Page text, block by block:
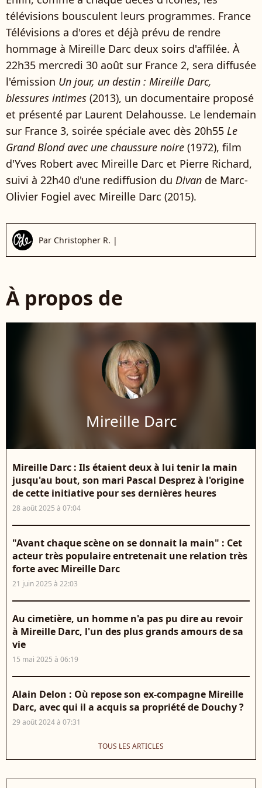
télévisions bousculent leurs programmes. France
Télévisions a d'ores et déjà prévu de rendre
hommage à Mireille Darc deux soirs d'affilée. À
22h35 mercredi 30 août sur France 2, sera diffusée
l'émission Un jour, un destin : Mireille Darc,
blessures intimes (2013), un documentaire proposé
et présenté par Laurent Delahousse. Le lendemain
sur France 3, soirée spéciale avec dès 20h55 Le
Grand Blond avec une chaussure noire (1972), film
d'Yves Robert avec Mireille Darc et Pierre Richard,
suivi à 22h40 d'une rediffusion du Divan de Marc-
Olivier Fogiel avec Mireille Darc (2015).
Par Christopher R. |
À propos de
Mireille Darc
Mireille Darc : Ils étaient deux à lui tenir la main
jusqu'au bout, son mari Pascal Desprez à l'origine
de cette initiative pour ses dernières heures
28 août 2025 à 07:04
"Avant chaque scène on se donnait la main" : Cet
acteur très populaire entretenait une relation très
forte avec Mireille Darc
21 juin 2025 à 22:03
Au cimetière, un homme n'a pas pu dire au revoir
à Mireille Darc, l'un des plus grands amours de sa
vie
15 mai 2025 à 06:19
Alain Delon : Où repose son ex-compagne Mireille
Darc, avec qui il a acquis sa propriété de Douchy ?
29 août 2024 à 07:31
TOUS LES ARTICLES